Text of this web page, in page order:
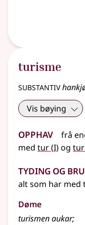
turisme
substantiv
Vis bøying
Opphav frå
med tur(1
I)og
Tyding og
alt som har
Døme
turismen aukar;